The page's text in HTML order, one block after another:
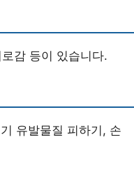
감 등이 있습니다.
유발물질 피하기, 손